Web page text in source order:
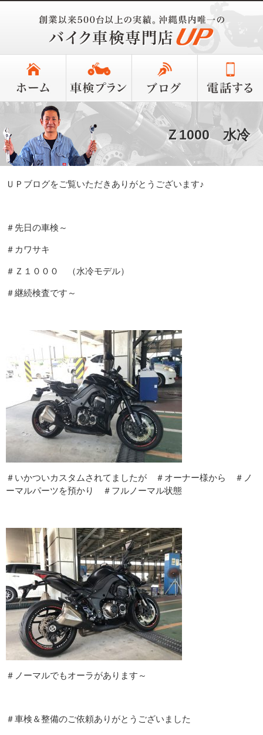
Ｚ1000 水冷
ＵＰブログをご覧いただきありがとうございます♪
＃先日の車検～
＃カワサキ
＃Ｚ１０００ （水冷モデル）
＃継続検査です～
＃いかついカスタムされてましたが ＃オーナー様から ＃ノ
ーマルパーツを預かり ＃フルノーマル状態
＃ノーマルでもオーラがあります～
＃車検＆整備のご依頼ありがとうございました